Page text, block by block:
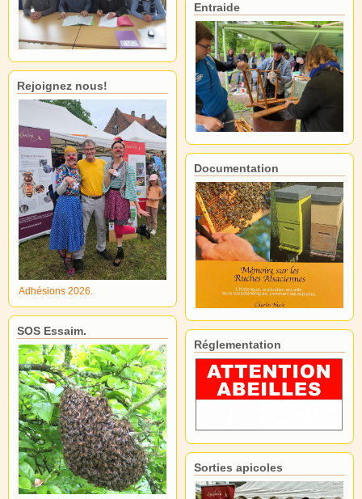
Rejoignez nous!
Adhésions 2026.
SOS Essaim.
Entraide
Documentation
Réglementation
Sorties apicoles